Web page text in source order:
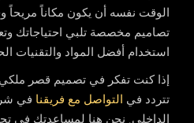
الوقت نفسه أن يكون مكاناً مريحاً
تصاميم مخصصة تلبي احتياجاتك
استخدام أفضل المواد والتقنيات
إذا كنت تفكر في تصميم قصر ملكي
تتردد في التواصل مع فريقنا في
الداخلي. نحن هنا لمساعدتك في